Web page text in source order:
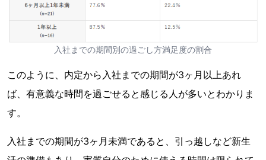
入社までの期間別の過ごし方満足度の割合
このように、内定から入社までの期間が3ヶ月以上あれ
ば、有意義な時間を過ごせると感じる人が多いとわかりま
す。
入社までの期間が3ヶ月未満であると、引っ越しなど新生